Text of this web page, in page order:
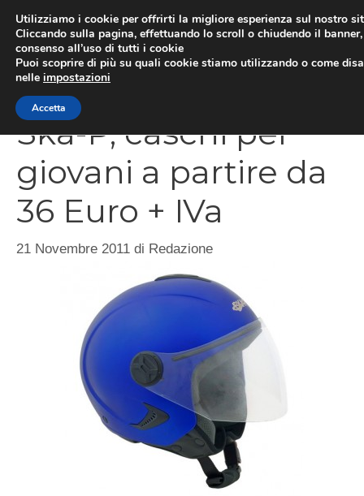
contenuto
Ska-P, caschi per
giovani a partire da
36 Euro + IVa
21 Novembre 2011 di Redazione
Utilizziamo i cookie per offrirti la migliore esperienza sul nostro
Cliccando sulla pagina, effettuando lo scroll o chiudendo il
consenso all’uso di tutti i cookie
Puoi scoprire di più su quali cookie stiamo utilizzando o come
nelle impostazioni
Accetta